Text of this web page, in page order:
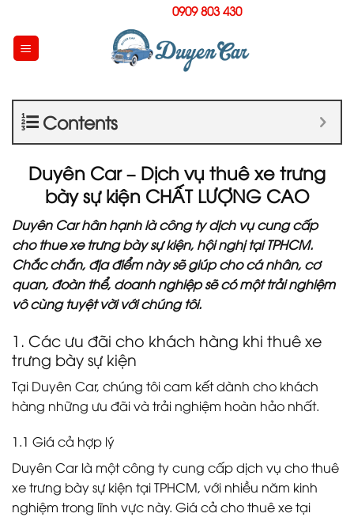
content
0909 803 430
Contents
Duyên Car – Dịch vụ thuê xe trưng
bày sự kiện CHẤT LƯỢNG CAO
Duyên Car hân hạnh là công ty dịch vụ cung cấp
cho thue xe trưng bày sự kiện, hội nghị tại TPHCM.
Chắc chắn, địa điểm này sẽ giúp cho cá nhân, cơ
quan, đoàn thể, doanh nghiệp sẽ có một trải nghiệm
vô cùng tuyệt vời với chúng tôi.
1. Các ưu đãi cho khách hàng khi thuê xe
trưng bày sự kiện
Tại Duyên Car, chúng tôi cam kết dành cho khách
hàng những ưu đãi và trải nghiệm hoàn hảo nhất.
1.1 Giá cả hợp lý
Duyên Car là một công ty cung cấp dịch vụ cho thuê
xe trưng bày sự kiện tại TPHCM, với nhiều năm kinh
nghiệm trong lĩnh vực này. Giá cả cho thuê xe tại